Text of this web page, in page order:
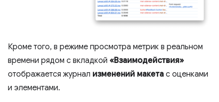
Кроме того, в режиме просмотра метрик в реальном
времени рядом с вкладкой «Взаимодействия»
отображается журнал изменений макета с оценками
и элементами.